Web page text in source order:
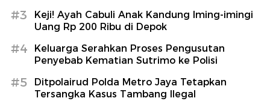
#3
Keji! Ayah Cabuli Anak Kandung Iming-imingi
Uang Rp 200 Ribu di Depok
#4
Keluarga Serahkan Proses Pengusutan
Penyebab Kematian Sutrimo ke Polisi
#5
Ditpolairud Polda Metro Jaya Tetapkan
Tersangka Kasus Tambang Ilegal